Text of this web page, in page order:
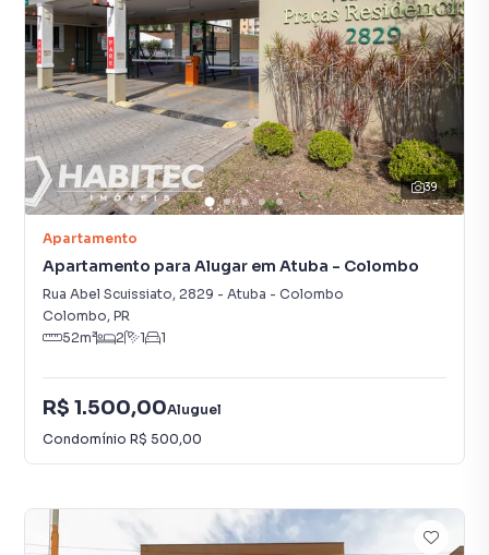
39
Apartamento
Apartamento para Alugar em Atuba - Colombo
Rua Abel Scuissiato, 2829 - Atuba - Colombo
Colombo, PR
52m² 2 1 1
R$ 1.500,00Aluguel
Condomínio R$ 500,00